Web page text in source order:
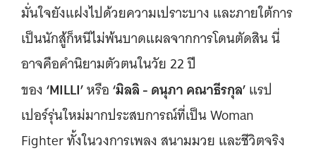
มั่นใจยังแฝงไปด้วยความเปราะบาง และภายใต้การ
เป็นนักสู้ก็หนีไม่พ้นบาดแผลจากการโดนตัดสิน นี่
อาจคือคำนิยามตัวตนในวัย 22 ปี
ของ‘MILLI’หรือ‘มิลลิ - ดนุภา คณาธีรกุล’แรป
เปอร์รุ่นใหม่มากประสบการณ์ที่เป็น Woman
Fighter ทั้งในวงการเพลง สนามมวย และชีวิตจริง